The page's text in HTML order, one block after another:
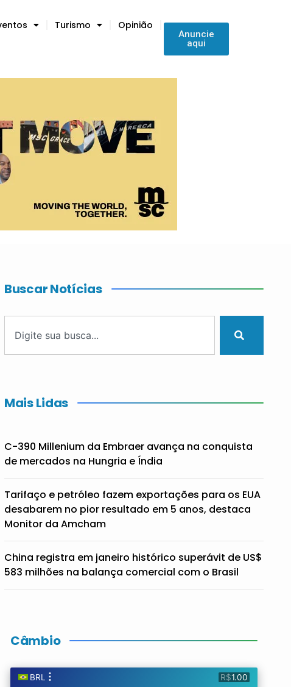
Turismo Opinião
Anuncie
aqui
Buscar Notícias
Mais Lidas
C-390 Millenium da Embraer avança na conquista
de mercados na Hungria e Índia
Tarifaço e petróleo fazem exportações para os EUA
desabarem no pior resultado em 5 anos, destaca
Monitor da Amcham
China registra em janeiro histórico superávit de US$
583 milhões na balança comercial com o Brasil
Câmbio